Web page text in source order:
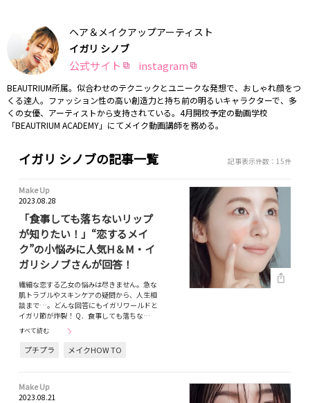
ヘア＆メイクアップアーティスト
イガリ シノブ
公式サイト instagram
BEAUTRIUM所属。似合わせのテクニックとユニークな発想で、おしゃれ顔をつ
くる達人。ファッション性の高い創造力と持ち前の明るいキャラクターで、多
くの女優、アーティストから支持されている。4月開校予定の動画学校
「BEAUTRIUM ACADEMY」にてメイク動画講師を務める。
イガリ シノブの記事一覧 記事表示件数：15件
Make Up
2023.08.28
「食事しても落ちないリップ
が知りたい！」“恋するメイ
ク”の小悩みに人気H＆M・イ
ガリシノブさんが回答！
繊細な恋する乙女の悩みは尽きません。急な
肌トラブルやスキンケアの疑問から、人生相
談まで…。どんな回答にもイガリワールドと
イガリ節が炸裂！ Q．食事しても落ちな…
すべて読む
プチプラ メイクHOW TO
Make Up
2023.08.21